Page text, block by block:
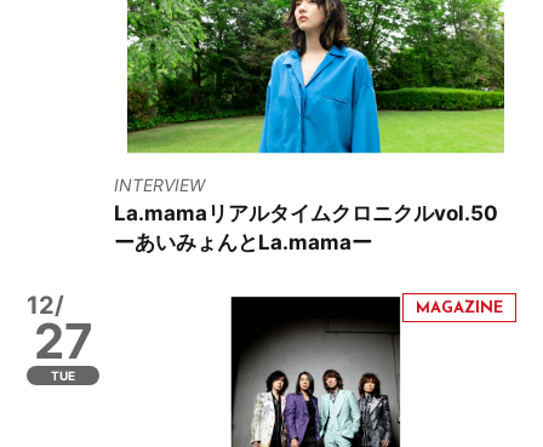
INTERVIEW
La.mamaリアルタイムクロニクルvol.50
ーあいみょんとLa.mamaー
12/
27
TUE